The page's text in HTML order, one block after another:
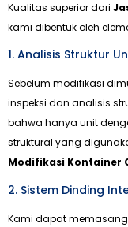
Kualitas superior dari
kami dibentuk oleh
1. Analisis Struktur
Sebelum modifikasi
inspeksi dan analisis
bahwa hanya unit
struktural yang
Modifikasi Kontainer
2. Sistem Dinding
Kami dapat